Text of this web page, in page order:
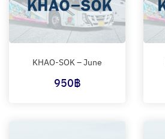
KHAO-SOK – June
950฿